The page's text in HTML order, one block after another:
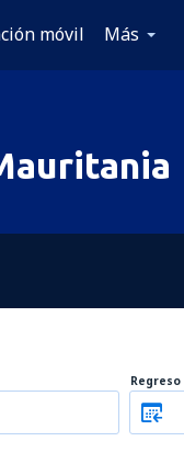
móvil Más
Regreso